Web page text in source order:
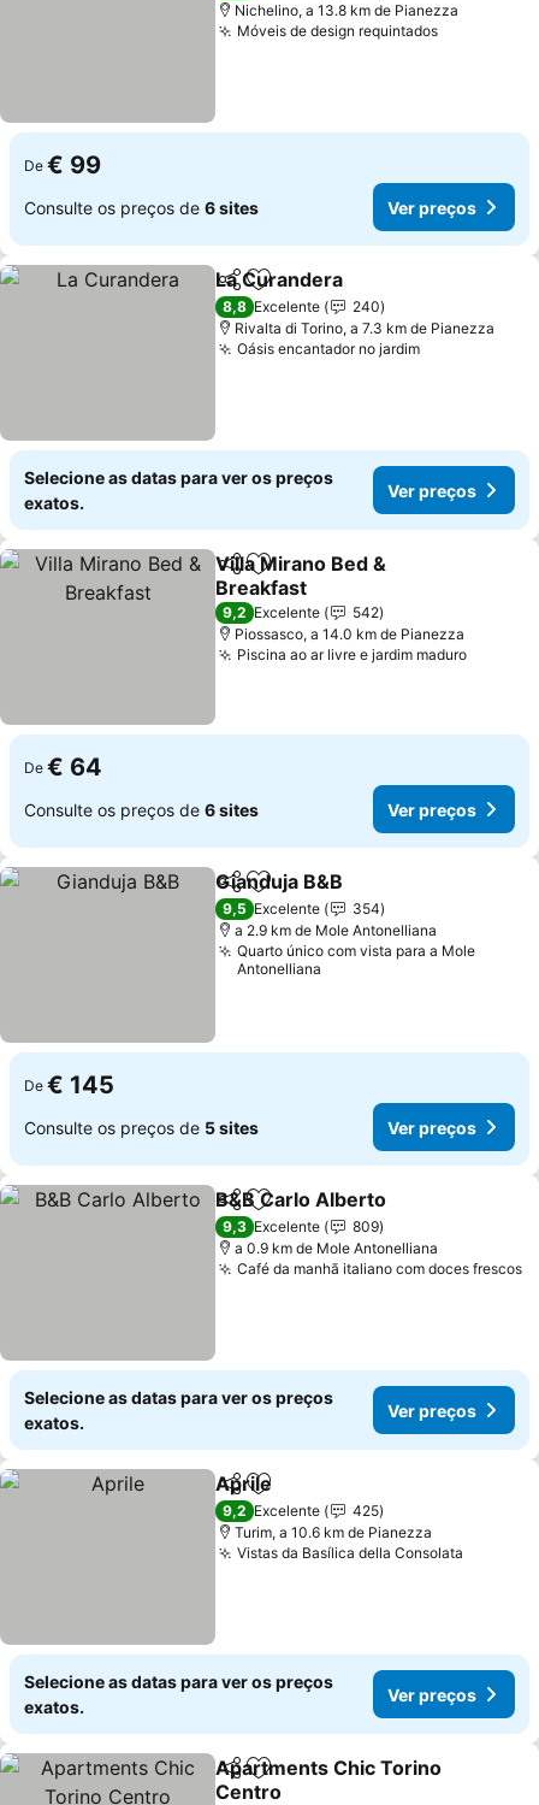
Nichelino, a 13.8 km de Pianezza
Móveis de design requintados
De € 99
Consulte os preços de 6 sites Ver preços
PartilharAdicionar aos favoritos
La Curandera
8,8 Excelente
240
Rivalta di Torino, a 7.3 km de Pianezza
Oásis encantador no jardim
Selecione as datas para ver os preços
exatos.
Ver preços
PartilharAdicionar aos favoritos
Villa Mirano Bed &
Breakfast
9,2 Excelente
542
Piossasco, a 14.0 km de Pianezza
Piscina ao ar livre e jardim maduro
De € 64
Consulte os preços de 6 sites Ver preços
PartilharAdicionar aos favoritos
Gianduja B&B
9,5 Excelente
354
a 2.9 km de Mole Antonelliana
Quarto único com vista para a Mole
Antonelliana
De € 145
Consulte os preços de 5 sites Ver preços
PartilharAdicionar aos favoritos
B&B Carlo Alberto
9,3 Excelente
809
a 0.9 km de Mole Antonelliana
Café da manhã italiano com doces frescos
Selecione as datas para ver os preços
exatos.
Ver preços
PartilharAdicionar aos favoritos
Aprile
9,2 Excelente
425
Turim, a 10.6 km de Pianezza
Vistas da Basílica della Consolata
Selecione as datas para ver os preços
exatos.
Ver preços
PartilharAdicionar aos favoritos
Apartments Chic Torino
Centro